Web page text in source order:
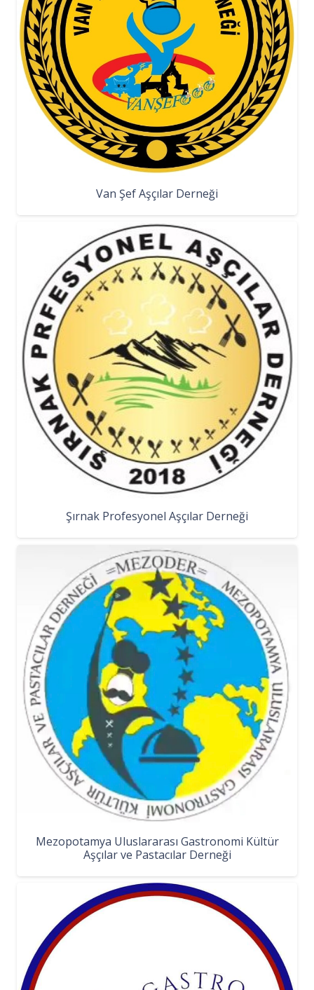
Van Şef Aşçılar Derneği
Şırnak Profesyonel Aşçılar Derneği
Mezopotamya Uluslararası Gastronomi Kültür
Aşçılar ve Pastacılar Derneği